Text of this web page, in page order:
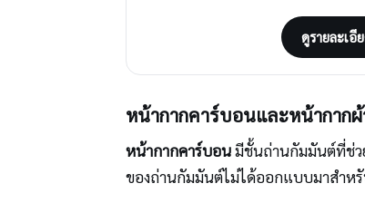
ดูรายละเอี
หน้ากากคาร์บอนและหน้ากากผ้
หน้ากากคาร์บอนมีชั้นถ่านกัมมันต์ที่ช่ว
ของถ่านกัมมันต์ไม่ได้ออกแบบมาสำห